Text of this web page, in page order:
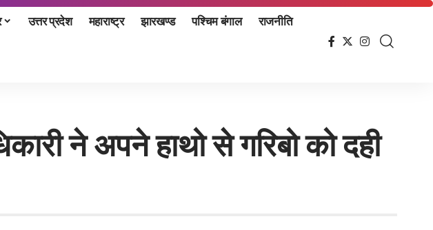
उत्तर प्रदेश महाराष्ट्र झारखण्ड पश्चिम बंगाल राजनीति
ने अपने हाथो से गरिबो को दही